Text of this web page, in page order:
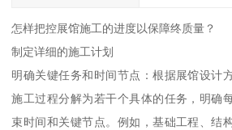
怎样把控展馆施工的进度以保障终质量？
制定详细的施工计划
明确关键任务和时间节点：根据展馆设计
施工过程分解为若干个具体的任务，明确
束时间和关键节点。例如，基础工程、结